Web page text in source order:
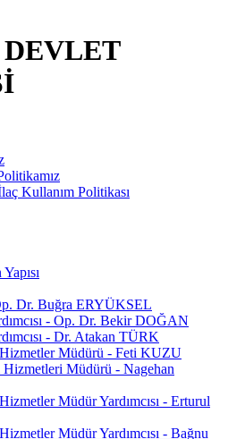
Kullanım Politikası
Dr. Buğra ERYÜKSEL
- Op. Dr. Bekir DOĞAN
- Dr. Atakan TÜRK
Müdürü - Feti KUZU
Hizmetleri Müdürü - Nagehan
Müdür Yardımcısı - Erturul
Müdür Yardımcısı - Bağnu